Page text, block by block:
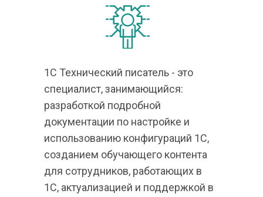
1С Технический писатель - это
специалист, занимающийся:
разработкой подробной
документации по настройке и
использованию конфигураций 1С,
созданием обучающего контента
для сотрудников, работающих в
1С, актуализацией и поддержкой в